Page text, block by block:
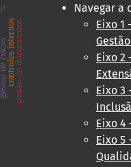
riscoscontroles internosgestão de documentos
Navegar a
Eixo 1
Eixo 2
Eixo 3
Eixo 4
Eixo 5